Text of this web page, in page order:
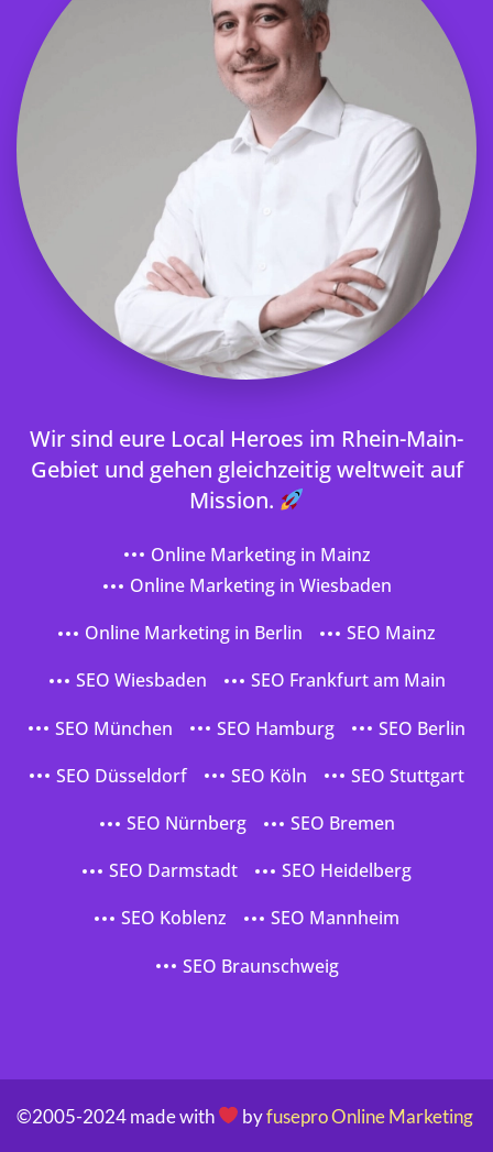
Wir sind eure Local Heroes im Rhein-Main-
Gebiet und gehen gleichzeitig weltweit auf
Mission.
Online Marketing in Mainz
Online Marketing in Wiesbaden
Online Marketing in Berlin
SEO Mainz
SEO Wiesbaden
SEO Frankfurt am Main
SEO München
SEO Hamburg
SEO Berlin
SEO Düsseldorf
SEO Köln
SEO Stuttgart
SEO Nürnberg
SEO Bremen
SEO Darmstadt
SEO Heidelberg
SEO Koblenz
SEO Mannheim
SEO Braunschweig
©2005-2024 made with byfusepro Online Marketing